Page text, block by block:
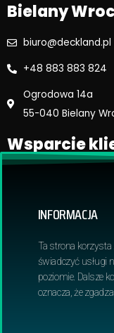
Bielany
biuro@deckland.pl
+48 883 883 824
Ogrodowa 14a
55-040 Bielany
Wsparcie
Dostawa i płatność
Obowiązek
INFORMACJA
Ta strona korzysta
świadczyć usługi
poziomie. Dalsze
oznacza, że